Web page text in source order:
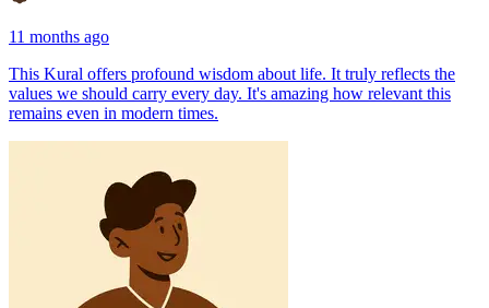
11 months ago
This Kural offers profound wisdom about life. It truly reflects the
values we should carry every day. It's amazing how relevant this
remains even in modern times.